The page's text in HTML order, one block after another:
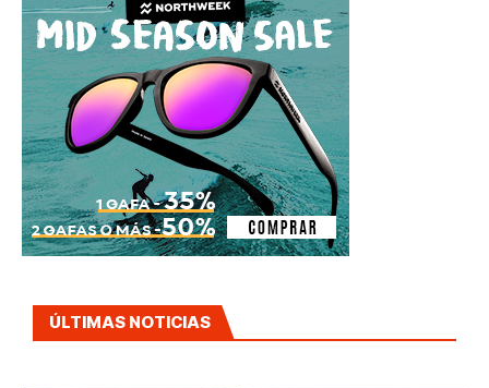
ÚLTIMAS NOTICIAS